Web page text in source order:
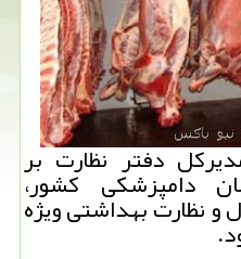
دفتر نظارت بر
دامپزشكی كشور،
نظارت بهداشتی ویژه